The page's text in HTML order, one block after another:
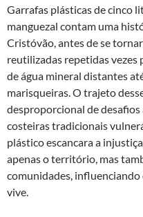
Garrafas plásticas de cinco
manguezal contam uma
Cristóvão, antes de se
reutilizadas repetidas
de água mineral distantes
marisqueiras. O trajeto
desproporcional de
costeiras tradicionais
plástico escancara a
apenas o território, mas
comunidades, influenciando
vive.